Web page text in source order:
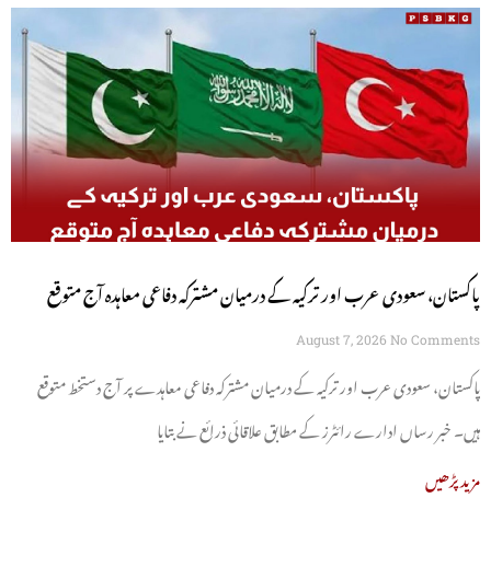
پاکستان، سعودی عرب اور ترکیہ کے درمیان مشترکہ دفاعی معاہدہ آج متوقع
August 7, 2026 No Comments
پاکستان، سعودی عرب اور ترکیہ کے درمیان مشترکہ دفاعی معاہدے پر آج دستخط متوقع
ہیں۔ خبر رساں ادارے رائٹرز کے مطابق علاقائی ذرائع نے بتایا
مزید پڑھیں